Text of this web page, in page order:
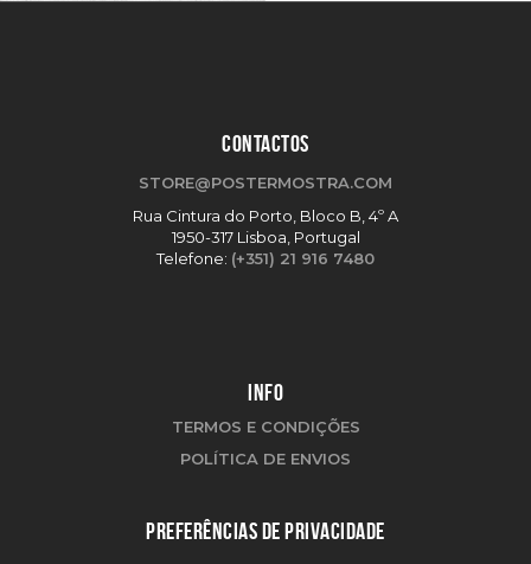
CONTACTOS
STORE@POSTERMOSTRA.COM
Rua Cintura do Porto, Bloco B, 4º A
1950-317 Lisboa, Portugal
Telefone: (+351) 21 916 7480
INFO
TERMOS E CONDIÇÕES
POLÍTICA DE ENVIOS
PREFERÊNCIAS DE PRIVACIDADE